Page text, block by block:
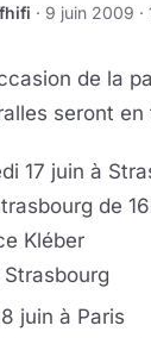
· 9 juin 2009
de la
seront
17 juin à
de
Kléber
juin à Paris